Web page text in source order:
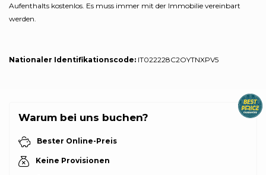
Aufenthalts kostenlos. Es muss immer mit der Immobilie vereinbart
werden.
Nationaler Identifikationscode: IT022228C2OYTNXPV5
Warum bei uns buchen?
Bester Online-Preis
Keine Provisionen